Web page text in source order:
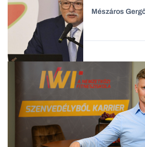
Családi
vállalkozások
Befektetés
Mészáros